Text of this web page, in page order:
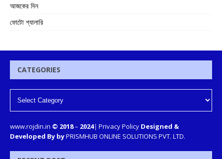
আজকের দিন
ফোটো গ্যালারি
CATEGORIES
www.rojdin.in © 2018– 2024| Privacy Policy Designed &
Developed By byPRISMHUB ONLINE SOLUTIONS PVT. LTD.